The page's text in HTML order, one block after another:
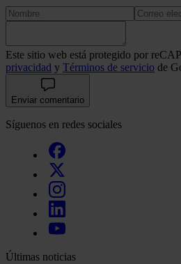
Este sitio web está protegido por
privacidad y Términos de servicio de
Enviar comentario
Síguenos en redes sociales
Últimas noticias